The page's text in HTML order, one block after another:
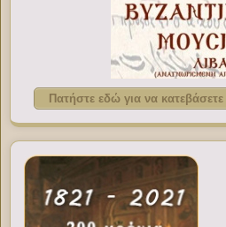
Πατήστε εδώ για να